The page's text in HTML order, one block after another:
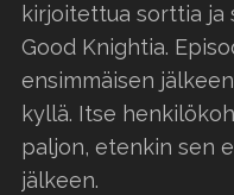
kirjoitettua sorttia ja
Good Knightia.
ensimmäisen
kyllä. Itse
paljon, etenkin sen
jälkeen.